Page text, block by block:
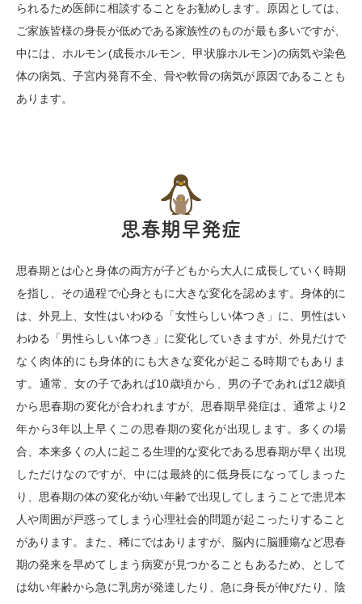
られるため医師に相談することをお勧めします。原因としては、
ご家族皆様の身長が低めである家族性のものが最も多いですが、
中には、ホルモン(成長ホルモン、甲状腺ホルモン)の病気や染色
体の病気、子宮内発育不全、骨や軟骨の病気が原因であることも
あります。
思春期早発症
思春期とは心と身体の両方が子どもから大人に成長していく時期
を指し、その過程で心身ともに大きな変化を認めます。身体的に
は、外見上、女性はいわゆる「女性らしい体つき」に、男性はい
わゆる「男性らしい体つき」に変化していきますが、外見だけで
なく肉体的にも身体的にも大きな変化が起こる時期でもありま
す。通常、女の子であれば10歳頃から、男の子であれば12歳頃
から思春期の変化が合われますが、思春期早発症は、通常より2
年から3年以上早くこの思春期の変化が出現します。多くの場
合、本来多くの人に起こる生理的な変化である思春期が早く出現
しただけなのですが、中には最終的に低身長になってしまった
り、思春期の体の変化が幼い年齢で出現してしまうことで患児本
人や周囲が戸惑ってしまう心理社会的問題が起こったりすること
があります。また、稀にではありますが、脳内に脳腫瘍など思春
期の発来を早めてしまう病変が見つかることもあるため、として
は幼い年齢から急に乳房が発達したり、急に身長が伸びたり、陰